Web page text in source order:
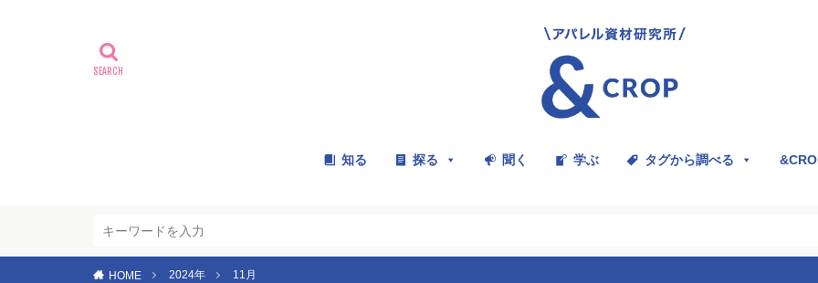
知る 探る 聞く 学ぶ タグから調べる
HOME 2024年 11月